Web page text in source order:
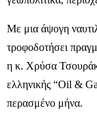
Με μια άψογη
τροφοδοτήσει
η κ. Χρύσα
ελληνικής “Oil &
περασμένο μήνα.